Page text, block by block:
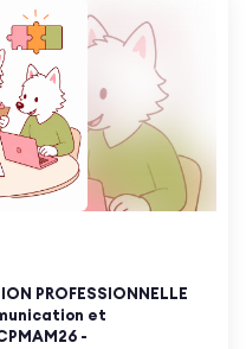
PROFESSIONNELLE
et
-